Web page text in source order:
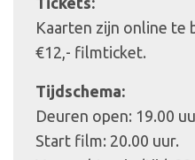
Kaarten zijn online te
€12,- filmticket.
Tijdschema:
Deuren open: 19.00
Start film: 20.00 uur.